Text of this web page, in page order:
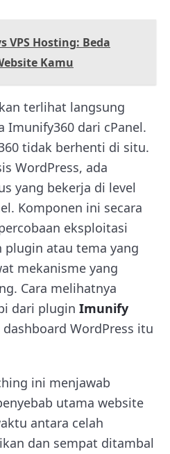
VPS Hosting: Beda
Kamu
terlihat langsung
Imunify360 dari cPanel.
tidak berhenti di situ.
WordPress, ada
yang bekerja di level
Komponen ini secara
eksploitasi
plugin atau tema yang
mekanisme yang
Cara melihatnya
dari plugin Imunify
WordPress itu
ini menjawab
utama website
antara celah
dan sempat ditambal